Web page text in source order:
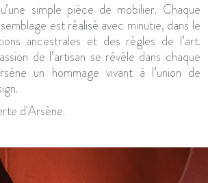
simple pièce de mobilier. Chaque
est réalisé avec minutie, dans le
ancestrales et des règles de l’art.
de l’artisan se révèle dans chaque
un hommage vivant à l’union de
d'Arsène.